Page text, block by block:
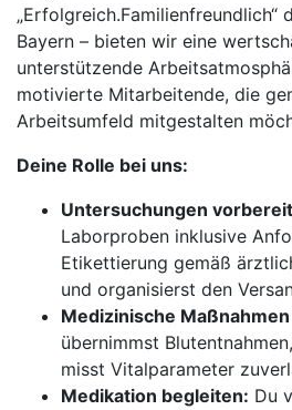
„Erfolgreich.Familienfreundlich“
Bayern – bieten wir eine
unterstützende
motivierte Mitarbeitende, die
Arbeitsumfeld mitgestalten
Deine Rolle bei uns:
Untersuchungen
Laborproben inklusive
Etikettierung gemäß
und organisierst den
Medizinische
übernimmst
misst Vitalparameter
Medikation begleiten: Du